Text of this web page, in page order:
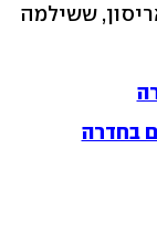
ששילמה
בחדרה